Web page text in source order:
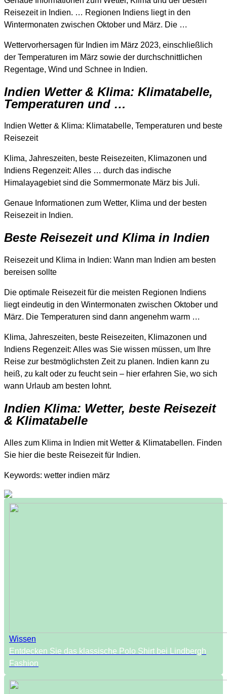
Reisezeit in Indien. … Regionen Indiens liegt in den
Wintermonaten zwischen Oktober und März. Die …
Wettervorhersagen für Indien im März 2023, einschließlich
der Temperaturen im März sowie der durchschnittlichen
Regentage, Wind und Schnee in Indien.
Indien Wetter & Klima: Klimatabelle,
Temperaturen und …
Indien Wetter & Klima: Klimatabelle, Temperaturen und beste
Reisezeit
Klima, Jahreszeiten, beste Reisezeiten, Klimazonen und
Indiens Regenzeit: Alles … durch das indische
Himalayagebiet sind die Sommermonate März bis Juli.
Genaue Informationen zum Wetter, Klima und der besten
Reisezeit in Indien.
Beste Reisezeit und Klima in Indien
Reisezeit und Klima in Indien: Wann man Indien am besten
bereisen sollte
Die optimale Reisezeit für die meisten Regionen Indiens
liegt eindeutig in den Wintermonaten zwischen Oktober und
März. Die Temperaturen sind dann angenehm warm …
Klima, Jahreszeiten, beste Reisezeiten, Klimazonen und
Indiens Regenzeit: Alles was Sie wissen müssen, um Ihre
Reise zur bestmöglichsten Zeit zu planen. Indien kann zu
heiß, zu kalt oder zu feucht sein – hier erfahren Sie, wo sich
wann Urlaub am besten lohnt.
Indien Klima: Wetter, beste Reisezeit
& Klimatabelle
Alles zum Klima in Indien mit Wetter & Klimatabellen. Finden
Sie hier die beste Reisezeit für Indien.
Keywords: wetter indien märz
Wissen
Entdecken Sie das klassische Polo Shirt bei Lindbergh
Fashion